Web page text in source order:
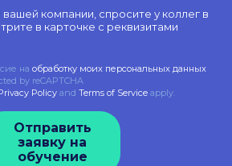
компании, спросите у коллег в
в карточке с реквизитами
на обработку моих персональных данных
by reCAPTCHA
Policyand Terms of Serviceapply.
Отправить
заявку на
обучение